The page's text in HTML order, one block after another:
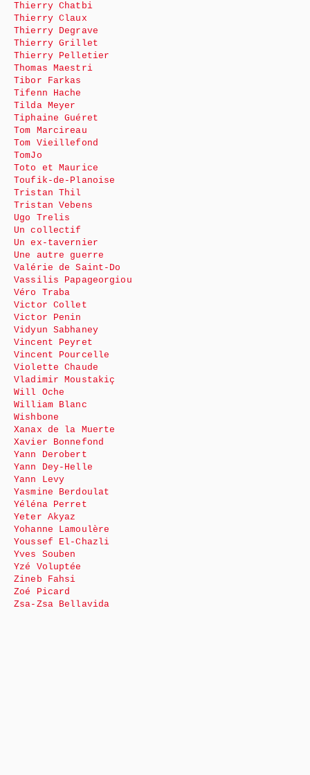
Thierry Chatbi
Thierry Claux
Thierry Degrave
Thierry Grillet
Thierry Pelletier
Thomas Maestri
Tibor Farkas
Tifenn Hache
Tilda Meyer
Tiphaine Guéret
Tom Marcireau
Tom Vieillefond
TomJo
Toto et Maurice
Toufik-de-Planoise
Tristan Thil
Tristan Vebens
Ugo Trelis
Un collectif
Un ex-tavernier
Une autre guerre
Valérie de Saint-Do
Vassilis Papageorgiou
Véro Traba
Victor Collet
Victor Penin
Vidyun Sabhaney
Vincent Peyret
Vincent Pourcelle
Violette Chaude
Vladimir Moustakiç
Will Oche
William Blanc
Wishbone
Xanax de la Muerte
Xavier Bonnefond
Yann Derobert
Yann Dey-Helle
Yann Levy
Yasmine Berdoulat
Yéléna Perret
Yeter Akyaz
Yohanne Lamoulère
Youssef El-Chazli
Yves Souben
Yzé Voluptée
Zineb Fahsi
Zoé Picard
Zsa-Zsa Bellavida